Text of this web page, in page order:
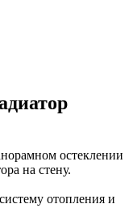
остеклении
на стену.
отопления и